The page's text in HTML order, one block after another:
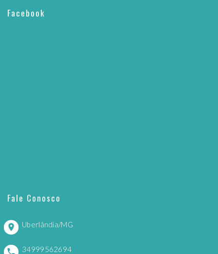
Facebook
Fale Conosco
Uberlândia/MG
34999562694